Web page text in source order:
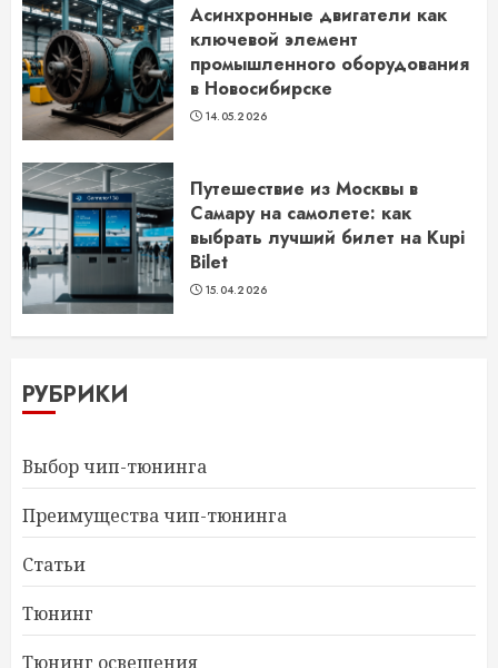
Асинхронные двигатели как
ключевой элемент
промышленного оборудования
в Новосибирске
14.05.2026
Путешествие из Москвы в
Самару на самолете: как
выбрать лучший билет на Kupi
Bilet
15.04.2026
РУБРИКИ
Выбор чип-тюнинга
Преимущества чип-тюнинга
Статьи
Тюнинг
Тюнинг освещения